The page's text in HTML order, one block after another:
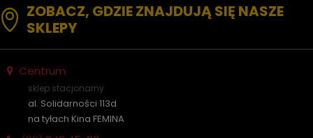
ZOBACZ, GDZIE ZNAJDUJĄ SIĘ NASZE
SKLEPY
Centrum
sklep stacjonarny
al. Solidarności 113d
na tyłach Kina FEMINA